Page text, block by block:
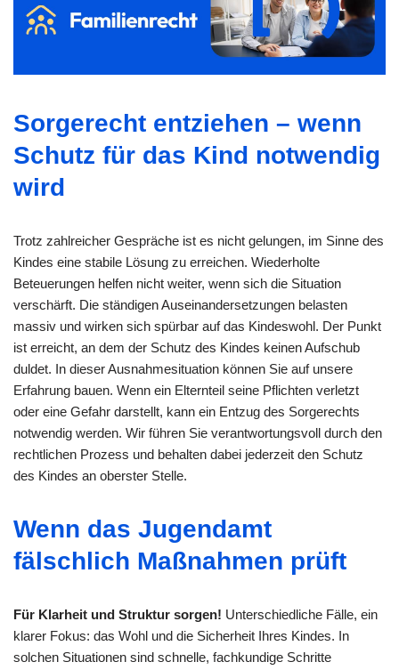
Sorgerecht entziehen – wenn
Schutz für das Kind notwendig
wird
Trotz zahlreicher Gespräche ist es nicht gelungen, im Sinne des
Kindes eine stabile Lösung zu erreichen. Wiederholte
Beteuerungen helfen nicht weiter, wenn sich die Situation
verschärft. Die ständigen Auseinandersetzungen belasten
massiv und wirken sich spürbar auf das Kindeswohl. Der Punkt
ist erreicht, an dem der Schutz des Kindes keinen Aufschub
duldet. In dieser Ausnahmesituation können Sie auf unsere
Erfahrung bauen. Wenn ein Elternteil seine Pflichten verletzt
oder eine Gefahr darstellt, kann ein Entzug des Sorgerechts
notwendig werden. Wir führen Sie verantwortungsvoll durch den
rechtlichen Prozess und behalten dabei jederzeit den Schutz
des Kindes an oberster Stelle.
Wenn das Jugendamt
fälschlich Maßnahmen prüft
Für Klarheit und Struktur sorgen! Unterschiedliche Fälle, ein
klarer Fokus: das Wohl und die Sicherheit Ihres Kindes. In
solchen Situationen sind schnelle, fachkundige Schritte